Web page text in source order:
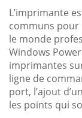
L’imprimante
communs pour
le monde
Windows
imprimantes
ligne de
port, l’ajout
les points qui